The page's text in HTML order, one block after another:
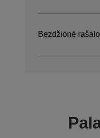
Bezdžionė